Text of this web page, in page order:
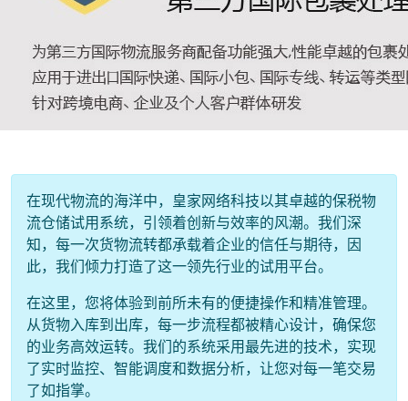
在现代物流的海洋中，皇家网络科技以其卓越的保税物
流仓储试用系统，引领着创新与效率的风潮。我们深
知，每一次货物流转都承载着企业的信任与期待，因
此，我们倾力打造了这一领先行业的试用平台。
在这里，您将体验到前所未有的便捷操作和精准管理。
从货物入库到出库，每一步流程都被精心设计，确保您
的业务高效运转。我们的系统采用最先进的技术，实现
了实时监控、智能调度和数据分析，让您对每一笔交易
了如指掌。